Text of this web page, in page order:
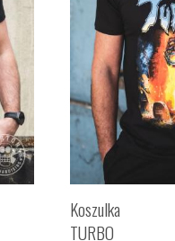
Koszulka
TURBO